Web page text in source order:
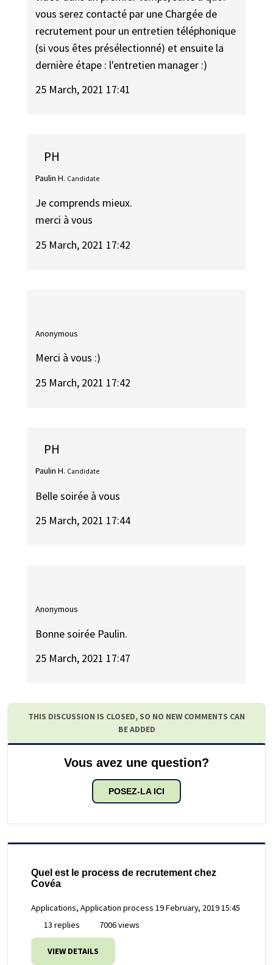
vous serez contacté par une Chargée de
recrutement pour un entretien téléphonique
(si vous êtes présélectionné) et ensuite la
dernière étape : l'entretien manager :)
25 March, 2021 17:41
PH
Paulin H. Candidate
Je comprends mieux.
merci à vous
25 March, 2021 17:42
Anonymous
Merci à vous :)
25 March, 2021 17:42
PH
Paulin H. Candidate
Belle soirée à vous
25 March, 2021 17:44
Anonymous
Bonne soirée Paulin.
25 March, 2021 17:47
THIS DISCUSSION IS CLOSED, SO NO NEW COMMENTS CAN
BE ADDED
Vous avez une question?
POSEZ-LA ICI
Quel est le process de recrutement chez
Covéa
Applications, Application process 19 February, 2019 15:45
13 replies
7006 views
VIEW DETAILS